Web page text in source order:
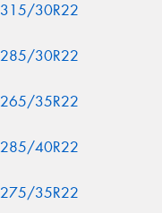
315/30R22
285/30R22
265/35R22
285/40R22
275/35R22